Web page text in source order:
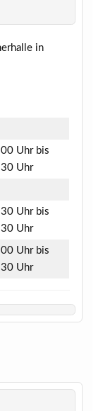
in
Uhr bis
Uhr
Uhr bis
Uhr
Uhr bis
Uhr